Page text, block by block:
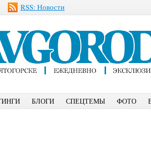
RSS: Новости
БЛОГИ СПЕЦТЕМЫ ФОТО